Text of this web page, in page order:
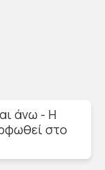
άνω - Η
στο